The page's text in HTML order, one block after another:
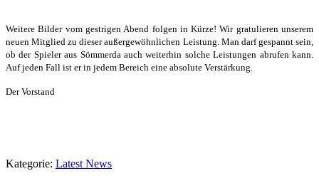
Weitere Bilder vom gestrigen Abend folgen in Kürze! Wir gratulieren unserem
neuen Mitglied zu dieser außergewöhnlichen Leistung. Man darf gespannt sein,
ob der Spieler aus Sömmerda auch weiterhin solche Leistungen abrufen kann.
Auf jeden Fall ist er in jedem Bereich eine absolute Verstärkung.
Der Vorstand
Kategorie: Latest News